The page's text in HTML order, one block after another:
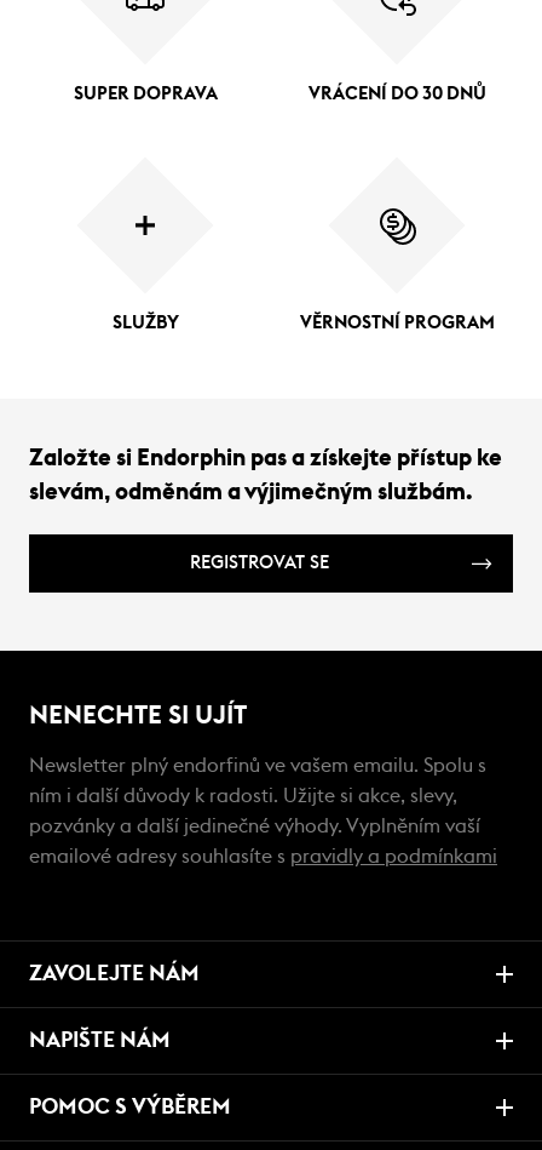
SUPER DOPRAVA VRÁCENÍ DO 30 DNŮ
SLUŽBY VĚRNOSTNÍ PROGRAM
Založte si Endorphin pas a získejte přístup ke
slevám, odměnám a výjimečným službám.
REGISTROVAT SE
NENECHTE SI UJÍT
Newsletter plný endorfinů ve vašem emailu. Spolu s
ním i další důvody k radosti. Užijte si akce, slevy,
pozvánky a další jedinečné výhody. Vyplněním vaší
emailové adresy souhlasíte s pravidly a podmínkami
ZAVOLEJTE NÁM
NAPIŠTE NÁM
POMOC S VÝBĚREM